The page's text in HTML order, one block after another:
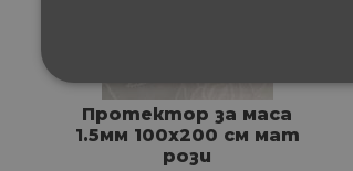
Протектор за маса
1.5мм 100х200 см мат
рози
СТРОГО НЕОБХОДИМИ
НЕКЛАСИФИЦИРАНИ